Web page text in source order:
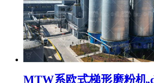
MTW系欧式梯形磨粉机